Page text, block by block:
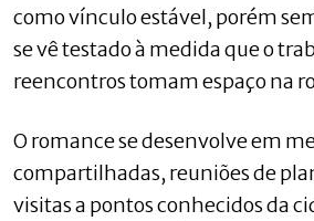
como vínculo estável, porém
se vê testado à medida que o
reencontros tomam espaço na
O romance se desenvolve em
compartilhadas, reuniões de
visitas a pontos conhecidos da